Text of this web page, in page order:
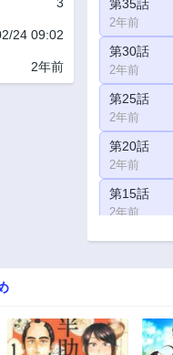
24 09:02
2年前
第35話
2年前
第30話
2年前
第25話
2年前
第20話
2年前
第15話
2年前
第10話